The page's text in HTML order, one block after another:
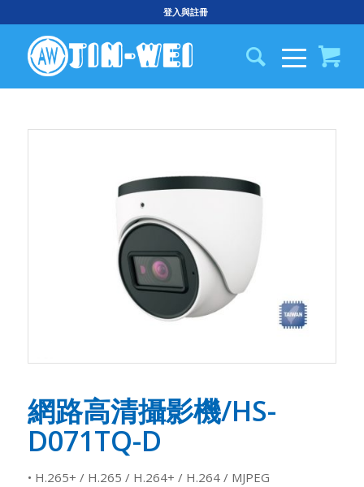
登入與註冊
網路高清攝影機/HS-
D071TQ-D
• H.265+ / H.265 / H.264+ / H.264 / MJPEG